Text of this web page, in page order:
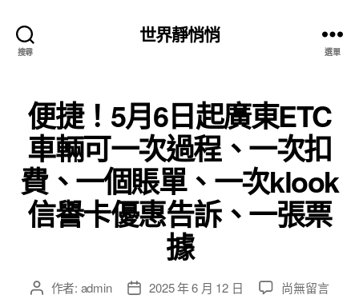
搜尋
世界靜悄悄
選單
便捷！5月6日起廣東ETC
車輛可一次過程、一次扣
費、一個賬單、一次klook
信譽卡優惠告訴、一張票
據
文 作者: admin
文 2025 年 6 月 12 日
在
尚無留言